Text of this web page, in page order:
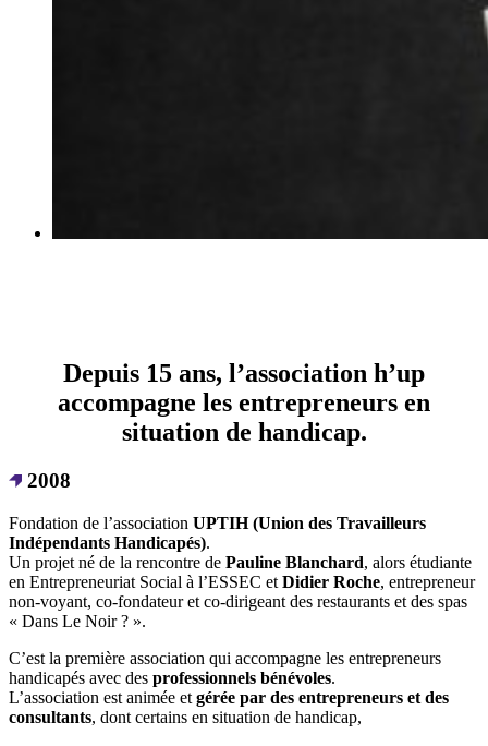
Depuis 15 ans, l’association h’up
accompagne les entrepreneurs en
situation de handicap.
2008
Fondation de l’association UPTIH (Union des Travailleurs
Indépendants Handicapés).
Un projet né de la rencontre de Pauline Blanchard, alors étudiante
en Entrepreneuriat Social à l’ESSEC et Didier Roche, entrepreneur
non-voyant, co-fondateur et co-dirigeant des restaurants et des spas
« Dans Le Noir ? ».
C’est la première association qui accompagne les entrepreneurs
handicapés avec des professionnels bénévoles.
L’association est animée et gérée par des entrepreneurs et des
consultants, dont certains en situation de handicap,